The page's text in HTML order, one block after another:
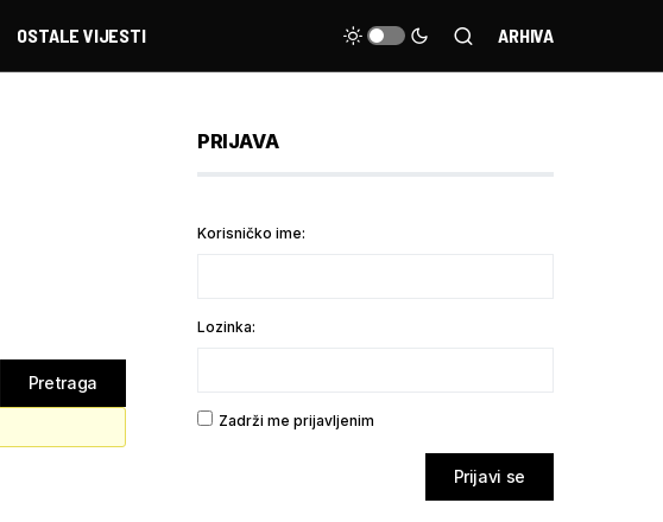
OSTALE VIJESTI ARHIVA
PRIJAVA
Korisničko ime:
Lozinka:
Zadrži me prijavljenim
Prijavi se